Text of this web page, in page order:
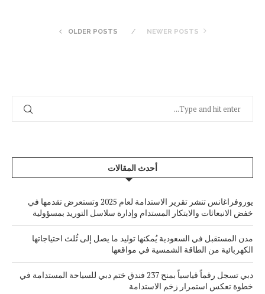
NEWER POSTS
OLDER POSTS
أحدث المقالات
يوروفراغانس تنشر تقرير الاستدامة لعام 2025 وتستعرض تقدمها في
خفض الانبعاثات والابتكار المستدام وإدارة سلاسل التوريد بمسؤولية
مدن المستقبل في السعودية يُمكنها توليد ما يصل إلى ثُلث احتياجاتها
الكهربائية من الطاقة الشمسية في مواقعها
دبي تسجل رقماً قياسياً بمنح 237 فندق ختم دبي للسياحة المستدامة في
خطوة تعكس استمرار زخم الاستدامة